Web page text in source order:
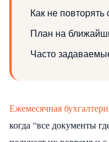
Как не
План на
Часто
Ежемесячная
когда “все документы